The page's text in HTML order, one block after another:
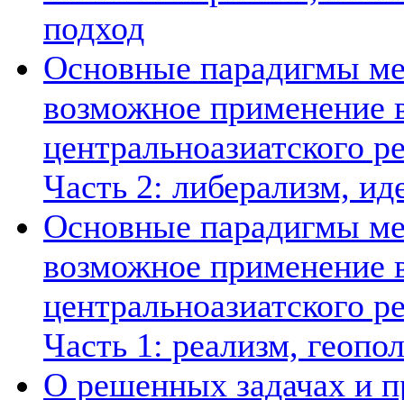
подход
Основные парадигмы
возможное применение
центральноазиатского
Часть 2: либерализм,
Основные парадигмы
возможное применение
центральноазиатского
Часть 1: реализм,
О решенных задачах и